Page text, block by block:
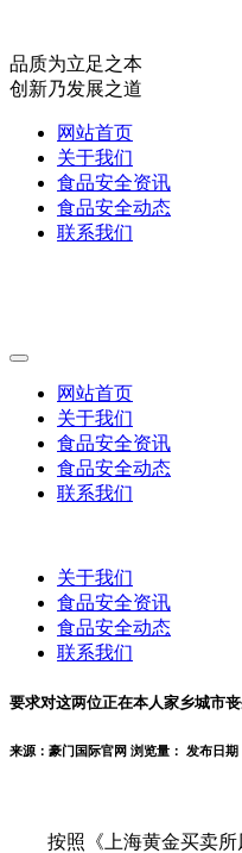
品质为立足之本
创新乃发展之道
网站首页
关于我们
食品安全资讯
食品安全动态
联系我们
网站首页
关于我们
食品安全资讯
食品安全动态
联系我们
关于我们
食品安全资讯
食品安全动态
联系我们
要求对这两位正在本人家乡城市
来源：豪门国际官网 浏览量： 发布日期
按照《上海黄金买卖所风